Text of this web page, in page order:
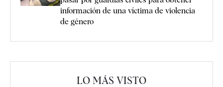
información de una víctima de violencia
de género
LO MÁS VISTO